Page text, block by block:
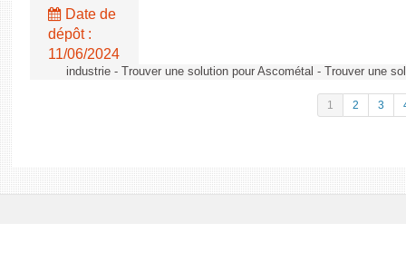
Date de
dépôt :
11/06/2024
industrie - Trouver une solution pour Ascométal - Trouver une
1 2 3